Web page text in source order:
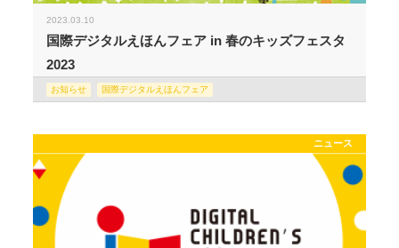
2023.03.10
国際デジタルえほんフェア in 春のキッズフェスタ
2023
お知らせ 国際デジタルえほんフェア
ニュース